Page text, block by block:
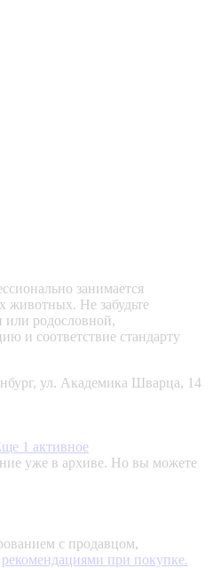
занимается
животных. Не забудьте
или родословной,
и соответствие стандарту
ул. Академика Шварца, 14
1 активное
уже в архиве. Но вы можете
с продавцом,
рекомендациями при покупке.